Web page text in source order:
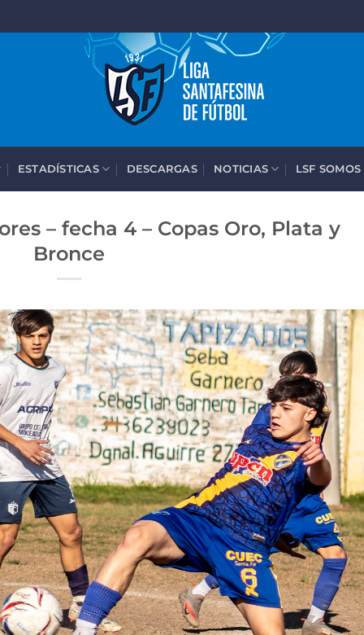
ESTADÍSTICAS DESCARGAS NOTICIAS LSF
– fecha 4 – Copas Oro, Plata y
Bronce